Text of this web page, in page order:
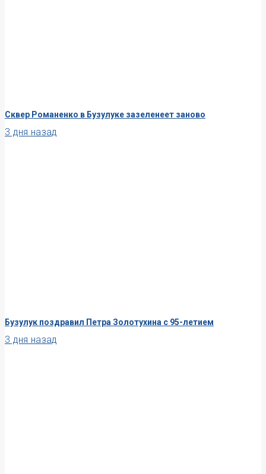
Сквер Романенко в Бузулуке зазеленеет заново
3 дня назад
Бузулук поздравил Петра Золотухина с 95-летием
3 дня назад